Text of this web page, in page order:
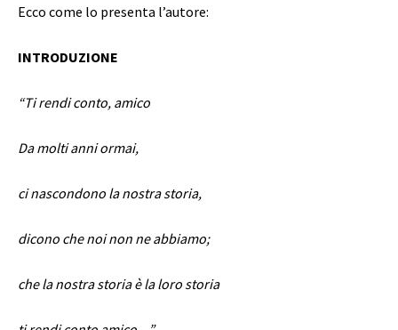
Ecco come lo presenta l’autore:
INTRODUZIONE
“Ti rendi conto, amico
Da molti anni ormai,
ci nascondono la nostra storia,
dicono che noi non ne abbiamo;
che la nostra storia è la loro storia